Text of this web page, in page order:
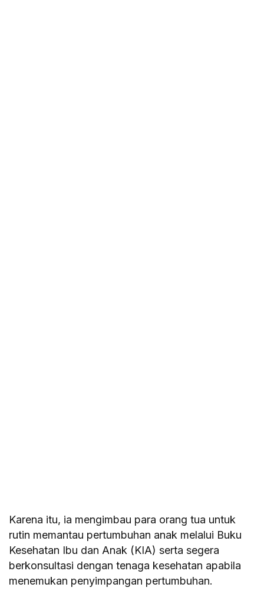
Karena itu, ia mengimbau para orang tua untuk
rutin memantau pertumbuhan anak melalui Buku
Kesehatan Ibu dan Anak (KIA) serta segera
berkonsultasi dengan tenaga kesehatan apabila
menemukan penyimpangan pertumbuhan.